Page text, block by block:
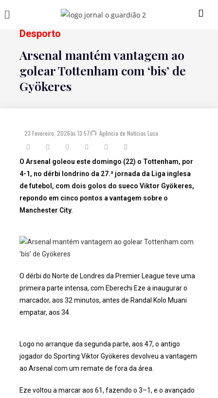
Desporto
Arsenal mantém vantagem ao
golear Tottenham com ‘bis’ de
Gyökeres
23 Fevereiro, 2026às 13:57 Agência de Notícias Lusa
O Arsenal goleou este domingo (22) o Tottenham, por
4-1, no dérbi londrino da 27.ª jornada da Liga inglesa
de futebol, com dois golos do sueco Viktor Gyökeres,
repondo em cinco pontos a vantagem sobre o
Manchester City.
O dérbi do Norte de Londres da Premier League teve uma
primeira parte intensa, com Eberechi Eze a inaugurar o
marcador, aos 32 minutos, antes de Randal Kolo Muani
empatar, aos 34.
Logo no arranque da segunda parte, aos 47, o antigo
jogador do Sporting Viktor Gyökeres devolveu a vantagem
ao Arsenal com um remate de fora da área.
Eze voltou a marcar aos 61, fazendo o 3–1, e o avançado